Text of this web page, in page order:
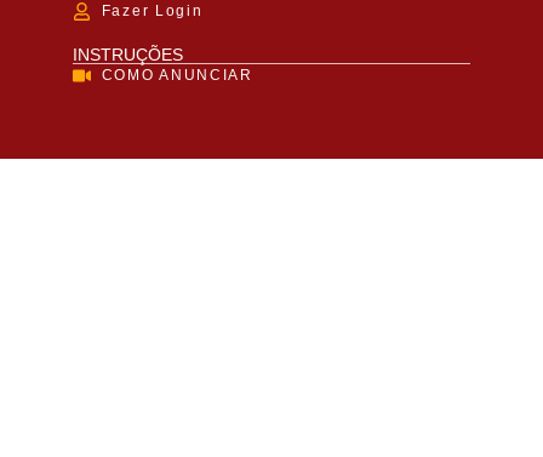
Fazer Login
INSTRUÇÕES
COMO ANUNCIAR